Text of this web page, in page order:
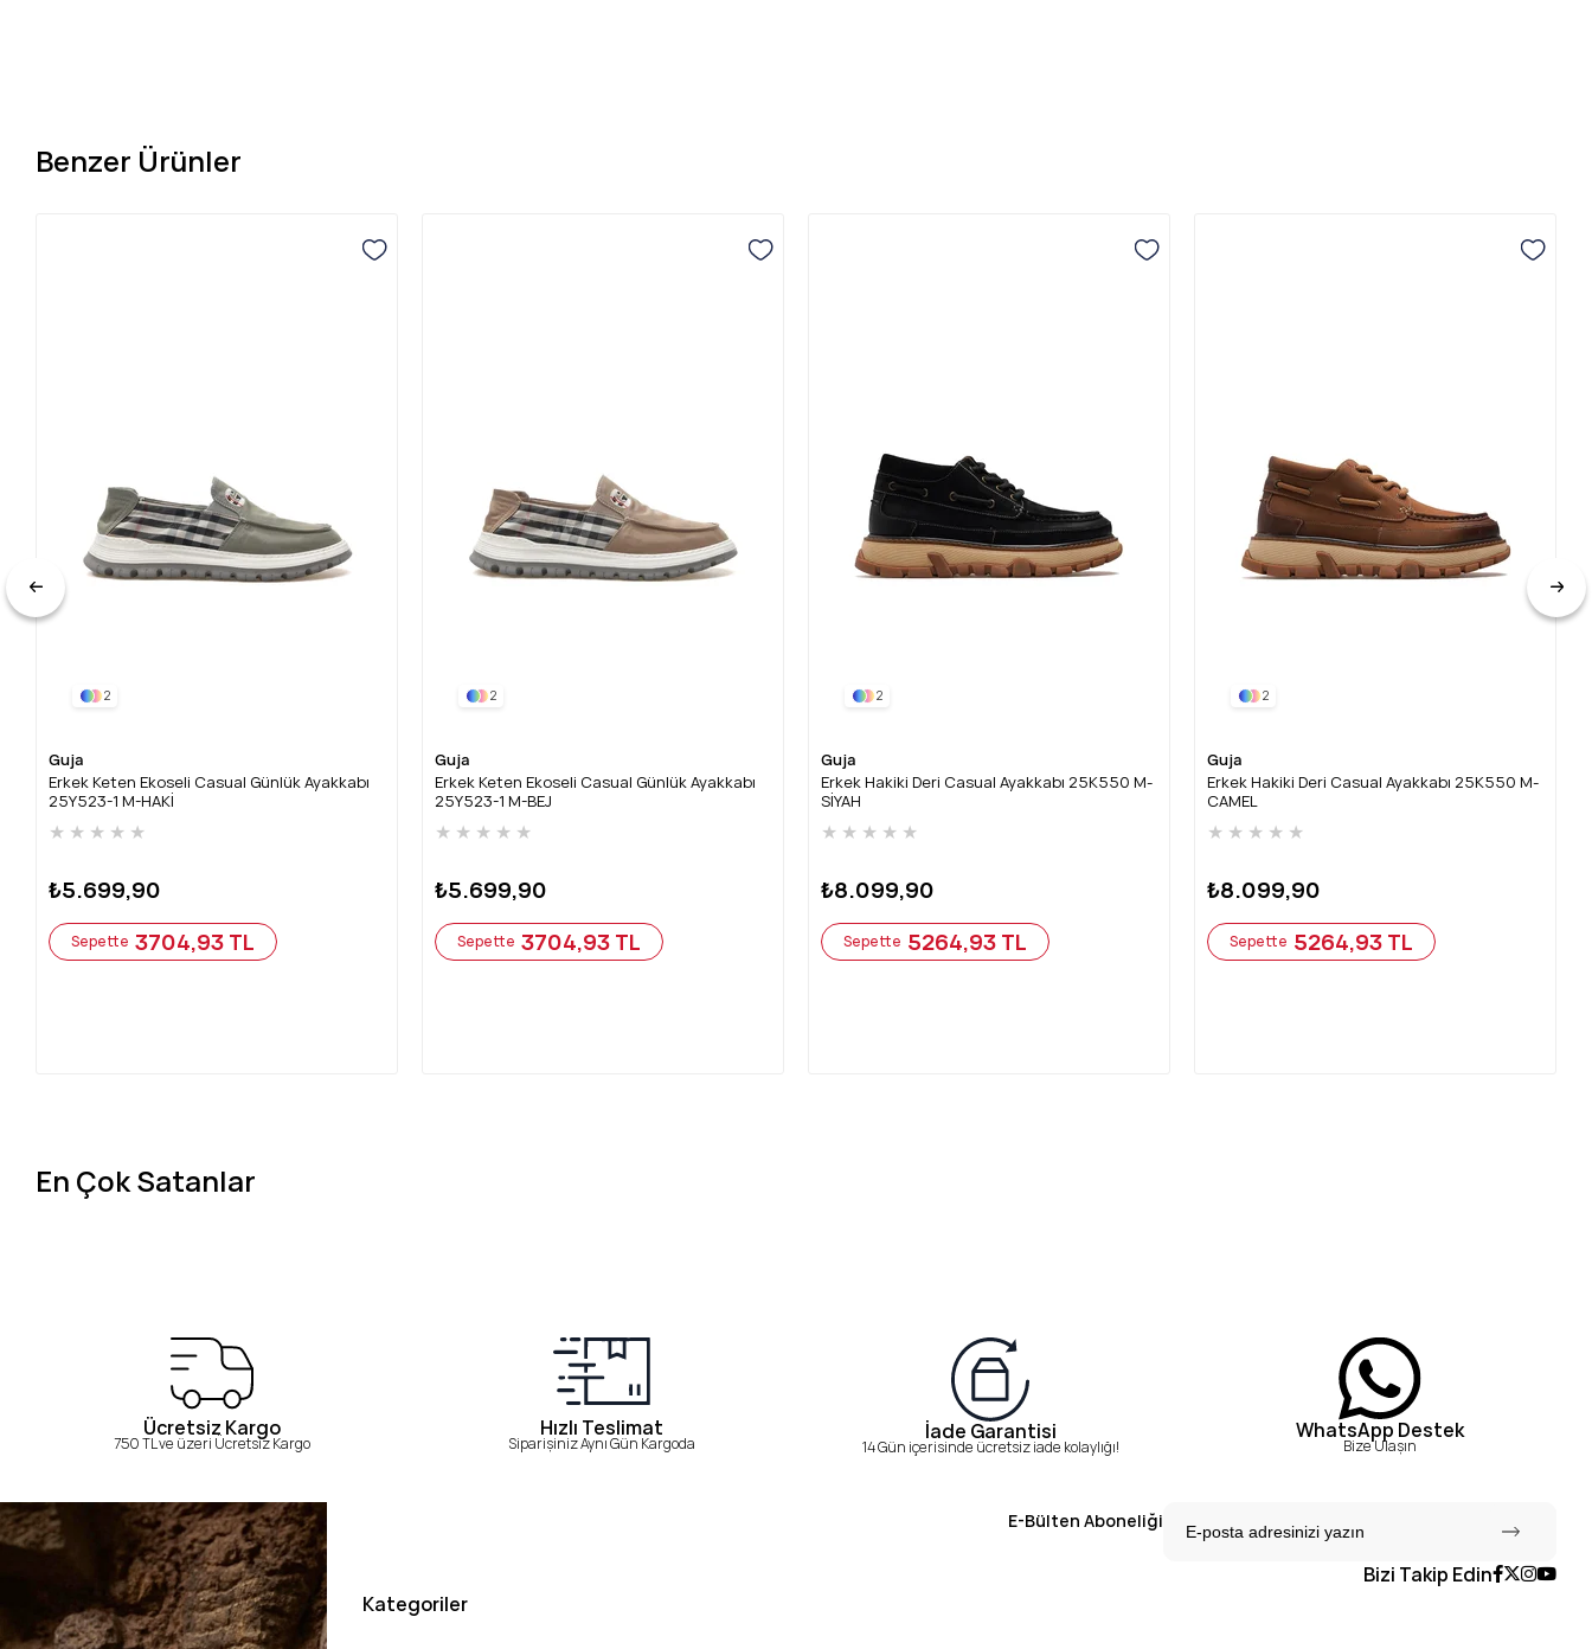
Benzer Ürünler
2
Guja
Erkek Keten Ekoseli Casual Günlük Ayakkabı
25Y523-1 M-HAKİ
★ ★ ★ ★ ★
₺5.699,90
Sepette 3704,93 TL
2
Guja
Erkek Keten Ekoseli Casual Günlük Ayakkabı
25Y523-1 M-BEJ
★ ★ ★ ★ ★
₺5.699,90
Sepette 3704,93 TL
2
Guja
Erkek Hakiki Deri Casual Ayakkabı 25K550 M-
SİYAH
★ ★ ★ ★ ★
₺8.099,90
Sepette 5264,93 TL
2
Guja
Erkek Hakiki Deri Casual Ayakkabı 25K550 M-
CAMEL
★ ★ ★ ★ ★
₺8.099,90
Sepette 5264,93 TL
En Çok Satanlar
Ücretsiz Kargo
750 TL ve üzeri Ücretsiz Kargo
Hızlı Teslimat
Siparişiniz Aynı Gün Kargoda İade Garantisi
14 Gün içerisinde ücretsiz iade kolaylığı!
WhatsApp Destek
Bize Ulaşın
E-Bülten Aboneliği
Bizi Takip Edin
Kategoriler